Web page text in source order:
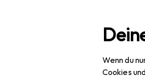
Wenn du
Cookies
Navigation nach Kategorien